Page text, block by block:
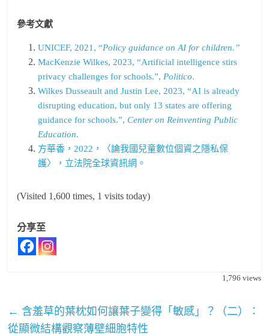
參考文獻
UNICEF, 2021, “Policy guidance on AI for children.”
MacKenzie Wilkes, 2023, “Artificial intelligence stirs
privacy challenges for schools.”, Politico.
Wilkes Dusseault and Justin Lee, 2023, “AI is already
disrupting education, but only 13 states are offering
guidance for schools.”,Center on Reinventing Public
Education.
方華香，2022，〈論我國兒童數位個資之隱私保
護〉，立法院全球資訊網。
(Visited 1,600 times, 1 visits today)
分享至
1,796 views
← 含羞草的葉枕如何讓葉子變得「敏感」？（二）：
從顯微結構觀察薄壁細胞特性